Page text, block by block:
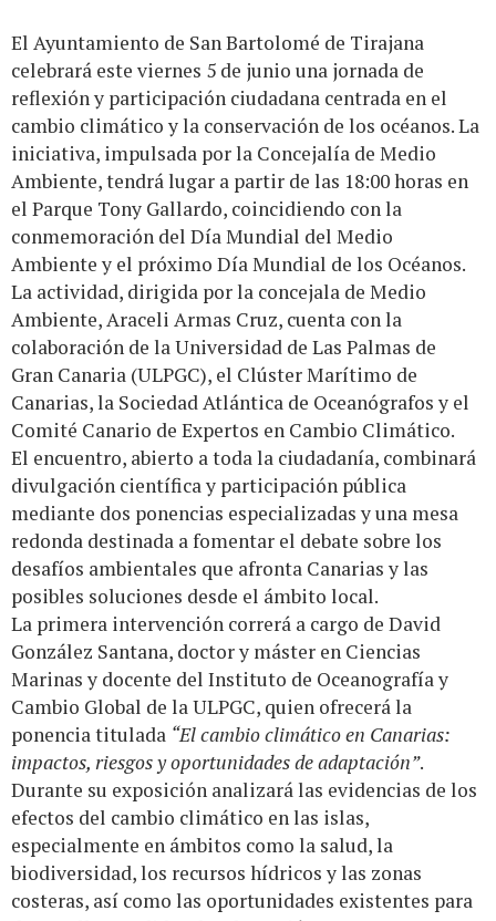
El Ayuntamiento de San Bartolomé de Tirajana
celebrará este viernes 5 de junio una jornada de
reflexión y participación ciudadana centrada en el
cambio climático y la conservación de los océanos. La
iniciativa, impulsada por la Concejalía de Medio
Ambiente, tendrá lugar a partir de las 18:00 horas en
el Parque Tony Gallardo, coincidiendo con la
conmemoración del Día Mundial del Medio
Ambiente y el próximo Día Mundial de los Océanos.
La actividad, dirigida por la concejala de Medio
Ambiente, Araceli Armas Cruz, cuenta con la
colaboración de la Universidad de Las Palmas de
Gran Canaria (ULPGC), el Clúster Marítimo de
Canarias, la Sociedad Atlántica de Oceanógrafos y el
Comité Canario de Expertos en Cambio Climático.
El encuentro, abierto a toda la ciudadanía, combinará
divulgación científica y participación pública
mediante dos ponencias especializadas y una mesa
redonda destinada a fomentar el debate sobre los
desafíos ambientales que afronta Canarias y las
posibles soluciones desde el ámbito local.
La primera intervención correrá a cargo de David
González Santana, doctor y máster en Ciencias
Marinas y docente del Instituto de Oceanografía y
Cambio Global de la ULPGC, quien ofrecerá la
ponencia titulada “El cambio climático en Canarias:
impactos, riesgos y oportunidades de adaptación”.
Durante su exposición analizará las evidencias de los
efectos del cambio climático en las islas,
especialmente en ámbitos como la salud, la
biodiversidad, los recursos hídricos y las zonas
costeras, así como las oportunidades existentes para